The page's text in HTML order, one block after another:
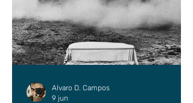
Alvaro D. Campos
9 jun